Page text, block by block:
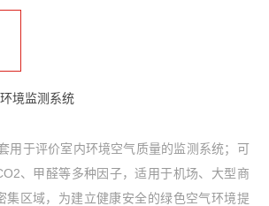
境监测系统
用于评价室内环境空气质量的监测系统；可
、甲醛等多种因子，适用于机场、大型商
集区域，为建立健康安全的绿色空气环境提